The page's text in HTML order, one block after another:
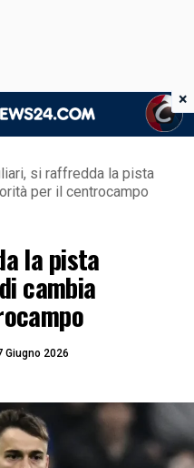
si raffredda la pista
per il centrocampo
la pista
cambia
Giugno 2026
×